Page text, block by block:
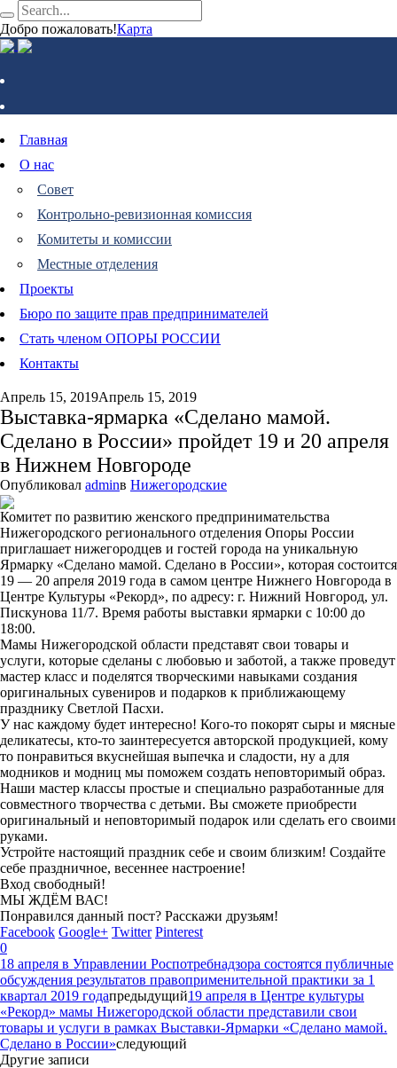
Добро пожаловать!Карта
Главная
О нас
Совет
Контрольно-ревизионная комиссия
Комитеты и комиссии
Местные отделения
Проекты
Бюро по защите прав предпринимателей
Стать членом ОПОРЫ РОССИИ
Контакты
Апрель 15, 2019Апрель 15, 2019
Выставка-ярмарка «Сделано мамой.
Сделано в России» пройдет 19 и 20 апреля
в Нижнем Новгороде
Опубликовал adminв Нижегородские
Комитет по развитию женского предпринимательства
Нижегородского регионального отделения Опоры России
приглашает нижегородцев и гостей города на уникальную
Ярмарку «Сделано мамой. Сделано в России», которая состоится
19 — 20 апреля 2019 года в самом центре Нижнего Новгорода в
Центре Культуры «Рекорд», по адресу: г. Нижний Новгород, ул.
Пискунова 11/7. Время работы выставки ярмарки с 10:00 до
18:00.
Мамы Нижегородской области представят свои товары и
услуги, которые сделаны с любовью и заботой, а также проведут
мастер класс и поделятся творческими навыками создания
оригинальных сувениров и подарков к приближающему
празднику Светлой Пасхи.
У нас каждому будет интересно! Кого-то покорят сыры и мясные
деликатесы, кто-то заинтересуется авторской продукцией, кому
то понравиться вкуснейшая выпечка и сладости, ну а для
модников и модниц мы поможем создать неповторимый образ.
Наши мастер классы простые и специально разработанные для
совместного творчества с детьми. Вы сможете приобрести
оригинальный и неповторимый подарок или сделать его своими
руками.
Устройте настоящий праздник себе и своим близким! Создайте
себе праздничное, весеннее настроение!
Вход свободный!
МЫ ЖДЁМ ВАС!
Понравился данный пост? Расскажи друзьям!
Facebook Google+ Twitter Pinterest
0
18 апреля в Управлении Роспотребнадзора состоятся публичные
обсуждения результатов правоприменительной практики за 1
квартал 2019 годапредыдущий19 апреля в Центре культуры
«Рекорд» мамы Нижегородской области представили свои
товары и услуги в рамках Выставки-Ярмарки «Сделано мамой.
Сделано в России»следующий
Другие записи